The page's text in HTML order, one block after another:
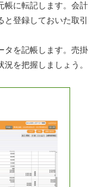
帳に転記します。会計
登録しておいた取引
タを記帳します。売掛
を把握しましょう。